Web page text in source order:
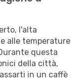
l'alta
alle temperature
questa
della città,
in un caffè